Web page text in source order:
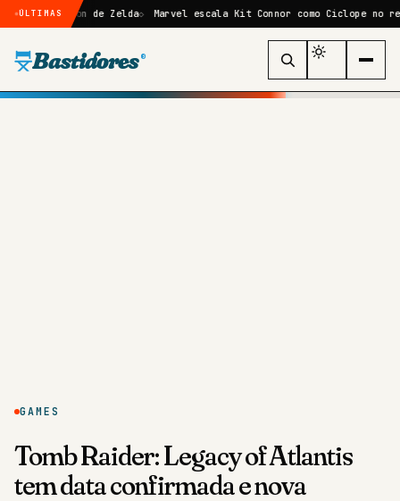
ÚLTIMAS
action de Zelda Marvel escala Kit Connor como Ciclope no reboot de
Bastidores ®
GAMES
Tomb Raider: Legacy of Atlantis
tem data confirmada e nova